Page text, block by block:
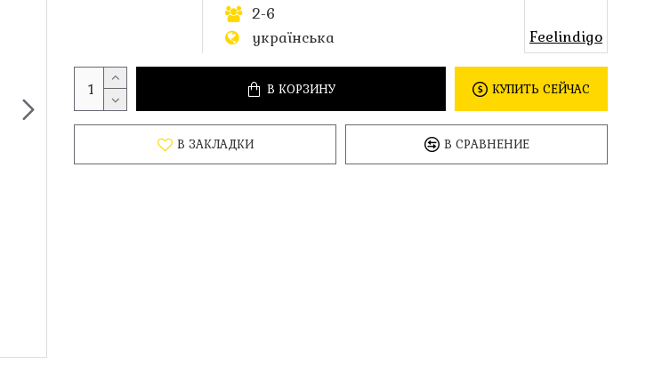
2-6
українська
Feelindigo
В КОРЗИНУ КУПИТЬ СЕЙЧАС
В ЗАКЛАДКИ В СРАВНЕНИЕ